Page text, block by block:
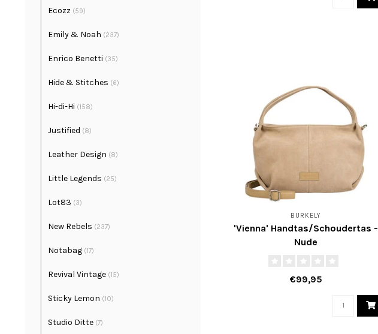
Ecozz (59)
Emily & Noah (237)
Enrico Benetti (35)
Hide & Stitches (6)
Hi-di-Hi (158)
Justified (8)
Leather Design (8)
Little Legends (25)
Lot83 (3)
New Rebels (237)
Notabag (17)
Revival Vintage (15)
Sticky Lemon (10)
Studio Ditte (7)
BURKELY
'Vienna' Handtas/Schoudertas -
Nude
€99,95